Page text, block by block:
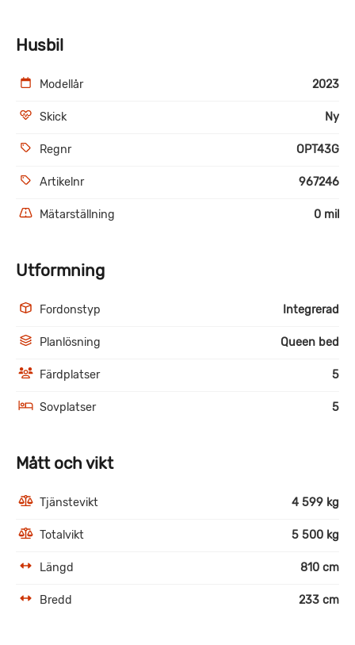
Husbil
Modellår 2023
Skick Ny
Regnr OPT43G
Artikelnr 967246
Mätarställning 0 mil
Utformning
Fordonstyp Integrerad
Planlösning Queen bed
Färdplatser 5
Sovplatser 5
Mått och vikt
Tjänstevikt 4 599 kg
Totalvikt 5 500 kg
Längd 810 cm
Bredd 233 cm